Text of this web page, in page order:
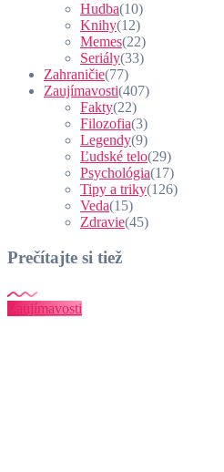
Hudba(10)
Knihy(12)
Memes(22)
Seriály(33)
Zahraničie(77)
Zaujímavosti(407)
Fakty(22)
Filozofia(3)
Legendy(9)
Ľudské telo(29)
Psychológia(17)
Tipy a triky(126)
Veda(15)
Zdravie(45)
Prečítajte si tiež
Zaujímavosti